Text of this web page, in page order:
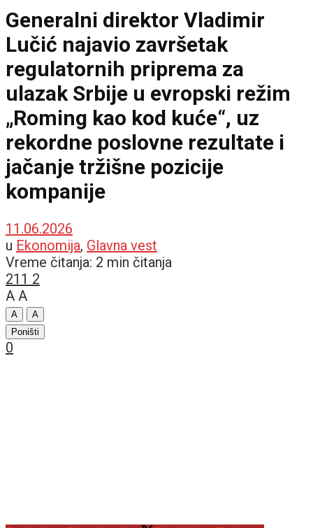
Generalni direktor Vladimir
Lučić najavio završetak
regulatornih priprema za
ulazak Srbije u evropski režim
„Roming kao kod kuće“, uz
rekordne poslovne rezultate i
jačanje tržišne pozicije
kompanije
11.06.2026
u Ekonomija, Glavna vest
Vreme čitanja: 2 min čitanja
211 2
A A
A
A
Poništi
0